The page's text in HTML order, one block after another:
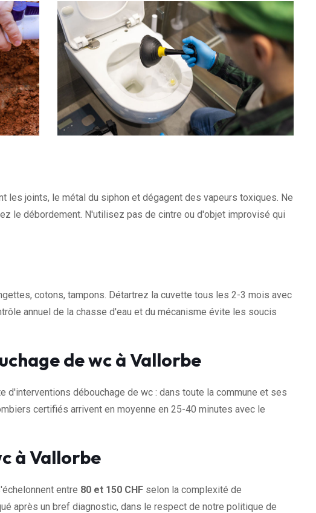
les joints, le métal du siphon et dégagent des vapeurs toxiques. Ne
le débordement. N'utilisez pas de cintre ou d'objet improvisé qui
cotons, tampons. Détartrez la cuvette tous les 2-3 mois avec
annuel de la chasse d'eau et du mécanisme évite les soucis
de wc à Vallorbe
d'interventions débouchage de wc : dans toute la commune et ses
certifiés arrivent en moyenne en 25-40 minutes avec le
à Vallorbe
entre 80 et 150 CHF selon la complexité de
après un bref diagnostic, dans le respect de notre politique de